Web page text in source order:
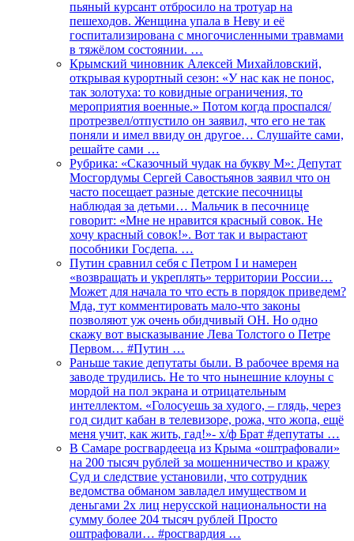
пьяный курсант отбросило на тротуар на
пешеходов. Женщина упала в Неву и её
госпитализирована с многочисленными травмами
в тяжёлом состоянии. …
Крымский чиновник Алексей Михайловский,
открывая курортный сезон: «У нас как не понос,
так золотуха: то ковидные ограничения, то
мероприятия военные.» Потом когда проспался/
протрезвел/отпустило он заявил, что его не так
поняли и имел ввиду он другое… Слушайте сами,
решайте сами …
Рубрика: «Сказочный чудак на букву М»: Депутат
Мосгордумы Сергей Савостьянов заявил что он
часто посещает разные детские песочницы
наблюдая за детьми… Мальчик в песочнице
говорит: «Мне не нравится красный совок. Не
хочу красный совок!». Вот так и вырастают
пособники Госдепа. …
Путин сравнил себя с Петром I и намерен
«возвращать и укреплять» территории России…
Может для начала то что есть в порядок приведем?
Мда, тут комментировать мало-что законы
позволяют уж очень обидчивый ОН. Но одно
скажу вот высказывание Лева Толстого о Петре
Первом… #Путин …
Раньше такие депутаты были. В рабочее время на
заводе трудились. Не то что нынешние клоуны с
мордой на пол экрана и отрицательным
интеллектом. «Голосуешь за худого, – глядь, через
год сидит кабан в телевизоре, рожа, что жопа, ещё
меня учит, как жить, гад!»- х/ф Брат #депутаты …
В Самаре росгвардееца из Крыма «оштрафовали»
на 200 тысяч рублей за мошенничество и кражу
Суд и следствие установили, что сотрудник
ведомства обманом завладел имуществом и
деньгами 2х лиц нерусской национальности на
сумму более 204 тысяч рублей Просто
оштрафовали… #росгвардия …